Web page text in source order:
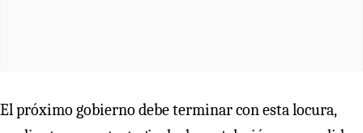
El próximo gobierno debe terminar con esta locura,